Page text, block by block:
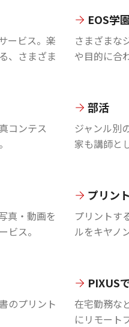
ービス。楽
、さまざま
EOS学
さまざまな
や目的に合
コンテス
部活
ジャンル別
家も講師と
真・動画を
ビス。
プリン
プリントす
ルをキヤノ
のプリント
PIXUS
在宅勤務な
にリモート